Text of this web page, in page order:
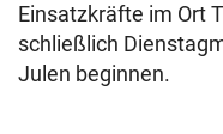
Einsatzkräfte im Ort
schließlich
Julen beginnen.